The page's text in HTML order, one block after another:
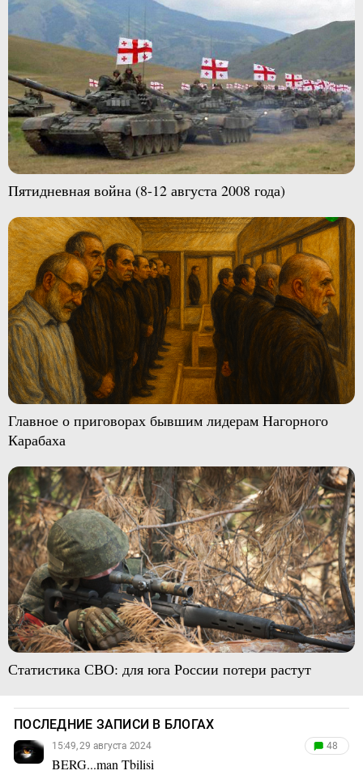
Пятидневная война (8-12 августа 2008 года)
Главное о приговорах бывшим лидерам Нагорного
Карабаха
Статистика СВО: для юга России потери растут
ПОСЛЕДНИЕ ЗАПИСИ В БЛОГАХ
15:49, 29 августа 2024
BERG...man Tbilisi
48